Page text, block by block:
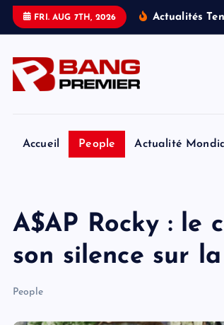
FRI. AUG 7TH, 2026 Actualités
Accueil People Actualité
A$AP Rocky : le
son silence sur
People